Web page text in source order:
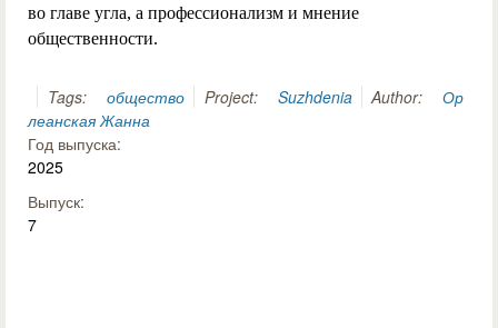
во главе угла, а профессионализм и мнение
общественности.
Tags: общество Project: Suzhdenia Author:
Ор
леанская Жанна
Год выпуска:
2025
Выпуск:
7